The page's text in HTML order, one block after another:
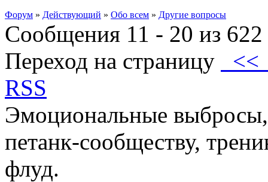
Форум » Действующий » Обо всем » Другие вопросы
Сообщения 11 - 20 из 622
Переход на страницу
RSS
Эмоциональные
петанк-сообществу,
флуд.